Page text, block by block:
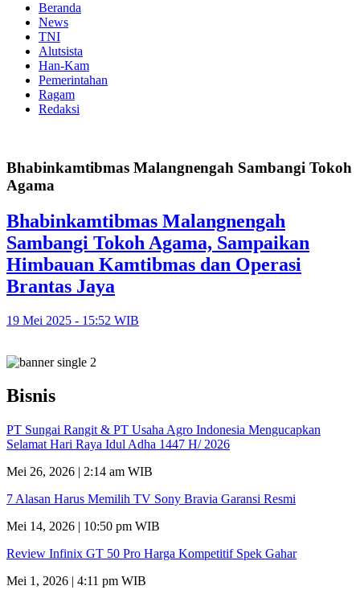
Beranda
News
TNI
Alutsista
Han-Kam
Pemerintahan
Ragam
Redaksi
Bhabinkamtibmas Malangnengah Sambangi Tokoh
Agama
Bhabinkamtibmas Malangnengah
Sambangi Tokoh Agama, Sampaikan
Himbauan Kamtibmas dan Operasi
Brantas Jaya
19 Mei 2025 - 15:52 WIB
Bisnis
PT Sungai Rangit & PT Usaha Agro Indonesia Mengucapkan
Selamat Hari Raya Idul Adha 1447 H/ 2026
Mei 26, 2026 | 2:14 am WIB
7 Alasan Harus Memilih TV Sony Bravia Garansi Resmi
Mei 14, 2026 | 10:50 pm WIB
Review Infinix GT 50 Pro Harga Kompetitif Spek Gahar
Mei 1, 2026 | 4:11 pm WIB